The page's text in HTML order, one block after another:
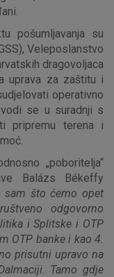
pošumljavanja su
Veleposlanstvo
dragovoljaca
uprava za zaštitu i
operativno
se u suradnji s
pripremu terena i
„poboritelja“
Balázs Békeffy
sam što ćemo opet
odgovorno
i Splitske i OTP
OTP banke i kao 4.
prisutni upravo na
Tamo gdje
Nužni kolačići
kolačića
aktivni
stranice i
se
uključuju zahtjev
Svoj preglednik
upozorenje
neće raditi. Ti
bi vas mogle